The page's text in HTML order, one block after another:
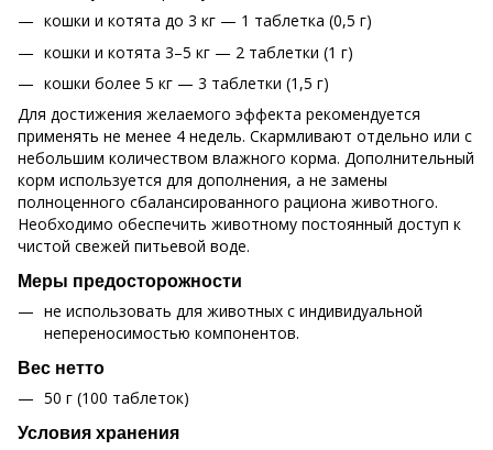
кошки и котята до 3 кг — 1 таблетка (0,5 г)
кошки и котята 3–5 кг — 2 таблетки (1 г)
кошки более 5 кг — 3 таблетки (1,5 г)
Для достижения желаемого эффекта рекомендуется
применять не менее 4 недель. Скармливают отдельно или с
небольшим количеством влажного корма. Дополнительный
корм используется для дополнения, а не замены
полноценного сбалансированного рациона животного.
Необходимо обеспечить животному постоянный доступ к
чистой свежей питьевой воде.
Меры предосторожности
не использовать для животных с индивидуальной
непереносимостью компонентов.
Вес нетто
50 г (100 таблеток)
Условия хранения